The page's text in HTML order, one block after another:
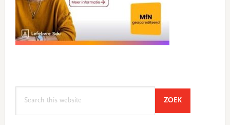
ZOEKSEARCH